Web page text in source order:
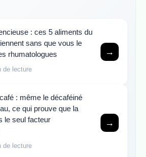
: ces 5 aliments du
sans que vous le
rhumatologues
de lecture
→
: même le décaféiné
ce qui prouve que la
le seul facteur
de lecture
→